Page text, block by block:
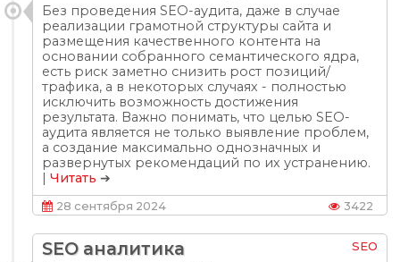
Без проведения SEO-аудита, даже в случае
реализации грамотной структуры сайта и
размещения качественного контента на
основании собранного семантического ядра,
есть риск заметно снизить рост позиций/
трафика, а в некоторых случаях - полностью
исключить возможность достижения
результата. Важно понимать, что целью SEO-
аудита является не только выявление проблем,
а создание максимально однозначных и
развернутых рекомендаций по их устранению.
|Читать ➔
28 сентября 2024 3422
SEO
SEO аналитика